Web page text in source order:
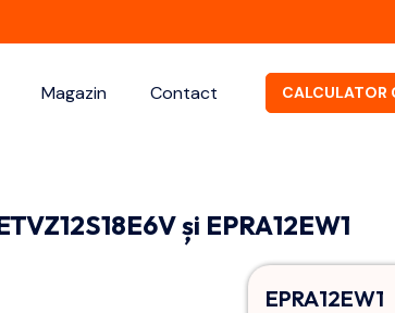
Magazin Contact CALCULATOR
și EPRA12EW1
EPRA12EW1